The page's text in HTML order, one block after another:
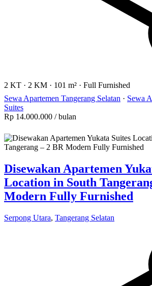
2 KT · 2 KM · 101 m² · Full Furnished
Sewa Apartemen Tangerang Selatan · Sewa
Suites
Rp 14.000.000 / bulan
Disewakan Apartemen
Location in South
Modern Fully Furnished
Serpong Utara, Tangerang Selatan